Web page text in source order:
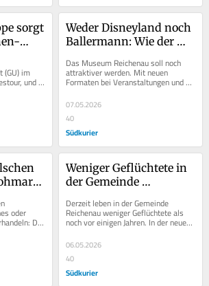
sorgt
(GU) im
und
Diese
Weder Disneyland noch
Ballermann: Wie der
der Zukunft aussehen
soll
Das Museum Reichenau soll noch
attraktiver werden. Mit neuen
Formaten bei Veranstaltungen und
Führungen auf der Insel sollen
gezielter Gäste und...
07.05.2026
40
Südkurier
an
oder
Der
um die
Weniger Geflüchtete in
der Gemeinde
Räume frei?
Derzeit leben in der Gemeinde
Reichenau weniger Geflüchtete als
noch vor einigen Jahren. In der neuen
Gemeinschaftsunterkunft (GU) des
Landkreises im...
06.05.2026
40
Südkurier